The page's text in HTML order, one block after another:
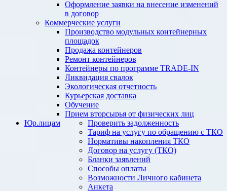
Оформление заявки на внесение изменений
в договор
Коммерческие услуги
Производство модульных контейнерных
площадок
Продажа контейнеров
Ремонт контейнеров
Контейнеры по программе TRADE-IN
Ликвидация свалок
Экологическая отчетность
Курьерская доставка
Обучение
Прием вторсырья от физических лиц
Проверить задолженность
Тариф на услугу по обращению с ТКО
Нормативы накопления ТКО
Договор на услугу (ТКО)
Бланки заявлений
Способы оплаты
Возможности Личного кабинета
Анкета
Юр.лицам